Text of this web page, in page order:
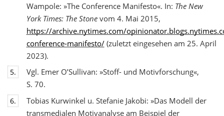
Wampole: »The Conference Manifesto«. In: The New
York Times: The Stonevom 4. Mai 2015,
https://archive.nytimes.com/
conference-manifesto/(zuletzt eingesehen am 25. April
2023).
5.
Vgl. Emer O’Sullivan: »Stoff- und Motivforschung«,
S. 70.
6.
Tobias Kurwinkel u. Stefanie Jakobi: »Das Modell der
transmedialen Motivanalyse am Beispiel der